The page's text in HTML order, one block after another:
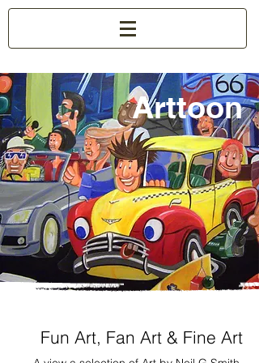
Arttoon
Fun Art, Fan Art & Fine Art